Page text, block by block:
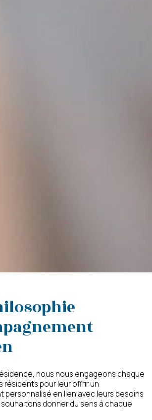
téléphone
Code postal du proche
concerné
nous nous engageons chaque
résidents pour leur offrir un
personnalisé en lien avec leurs besoins
donner du sens à chaque